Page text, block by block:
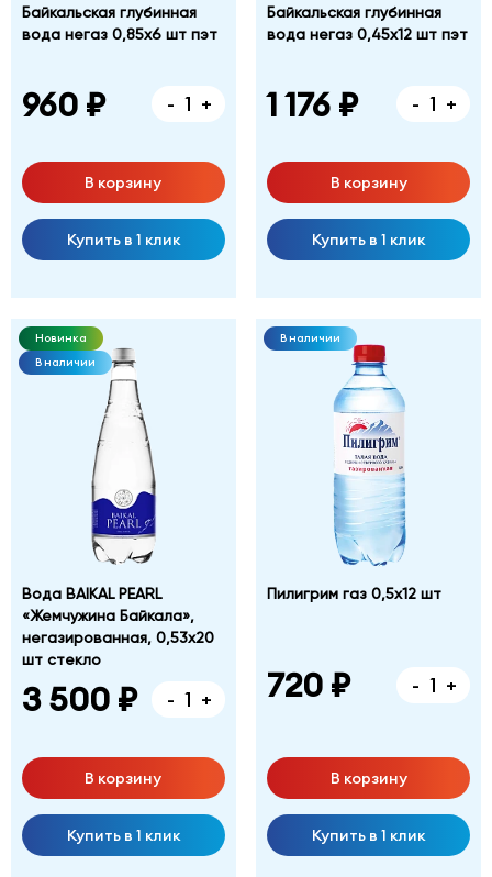
Байкальская глубинная
вода негаз 0,85х6 шт пэт
960 ₽ - +
В корзину
Купить в 1 клик
Байкальская глубинная
вода негаз 0,45х12 шт пэт
1 176 ₽ - +
В корзину
Купить в 1 клик
Новинка
В наличии
Вода BAIKAL PEARL
«Жемчужина Байкала»,
негазированная, 0,53х20
шт стекло
3 500 ₽ - +
В корзину
Купить в 1 клик
В наличии
Пилигрим газ 0,5х12 шт
720 ₽ - +
В корзину
Купить в 1 клик